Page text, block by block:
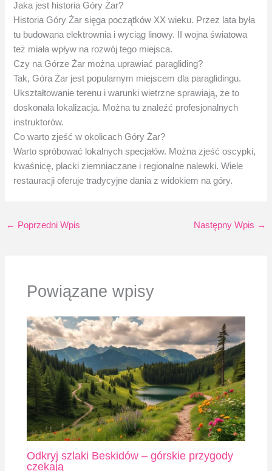
Jaka jest historia Góry Żar?
Historia Góry Żar sięga początków XX wieku. Przez lata była
tu budowana elektrownia i wyciąg linowy. II wojna światowa
też miała wpływ na rozwój tego miejsca.
Czy na Górze Żar można uprawiać paragliding?
Tak, Góra Żar jest popularnym miejscem dla paraglidingu.
Ukształtowanie terenu i warunki wietrzne sprawiają, że to
doskonała lokalizacja. Można tu znaleźć profesjonalnych
instruktorów.
Co warto zjeść w okolicach Góry Żar?
Warto spróbować lokalnych specjałów. Można zjeść oscypki,
kwaśnicę, placki ziemniaczane i regionalne nalewki. Wiele
restauracji oferuje tradycyjne dania z widokiem na góry.
← Poprzedni Wpis Następny Wpis →
Powiązane wpisy
Odkryj szlaki Beskidów – górskie przygody
czekają